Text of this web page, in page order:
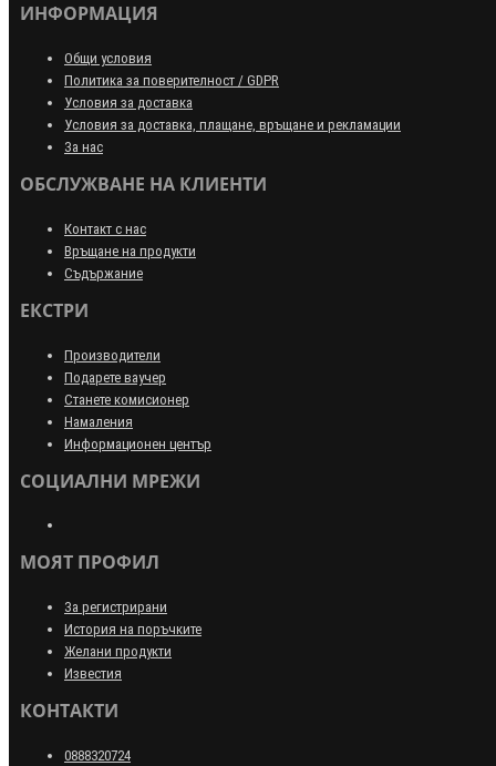
ИНФОРМАЦИЯ
Общи условия
Политика за поверителност / GDPR
Условия за доставка
Условия за доставка, плащане, връщане и рекламации
За нас
ОБСЛУЖВАНЕ НА КЛИЕНТИ
Контакт с нас
Връщане на продукти
Съдържание
ЕКСТРИ
Производители
Подарете ваучер
Станете комисионер
Намаления
Информационен център
СОЦИАЛНИ МРЕЖИ
МОЯТ ПРОФИЛ
За регистрирани
История на поръчките
Желани продукти
Известия
КОНТАКТИ
0888320724